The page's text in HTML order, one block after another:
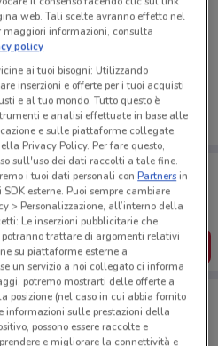
sempre con te!
offerte dei negozi vicino a te,
tua lista del risparmio, comodamente
SCARICA L’APP
web. Tali scelte avranno effetto nel
maggiori informazioni, consulta
policy
ai tuoi bisogni: Utilizzando
inserzioni e offerte per i tuoi acquisti
e al tuo mondo. Tutto questo è
e analisi effettuate in base alle
e sulle piattaforme collegate,
Privacy Policy. Per fare questo,
sull'uso dei dati raccolti a tale fine.
i tuoi dati personali conPartnersin
esterne. Puoi sempre cambiare
> Personalizzazione, all’interno della
Le inserzioni pubblicitarie che
trattare di argomenti relativi
su piattaforme esterne a
un servizio a noi collegato ci informa
potremo mostrarti delle offerte a
posizione (nel caso in cui abbia fornito
informazioni sulle prestazioni della
possono essere raccolte e
e migliorare la connettività e